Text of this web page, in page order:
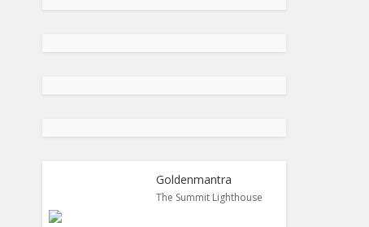
Goldenmantra
The Summit Lighthouse